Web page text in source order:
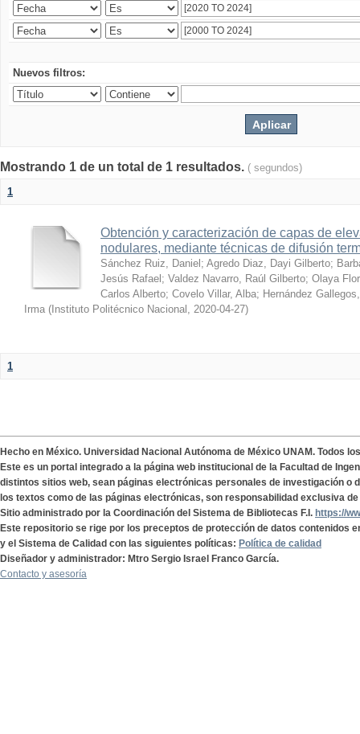
Nuevos filtros:
Mostrando 1 de un total de 1 resultados. ( segundos)
1
Obtención y caracterización de capas de
nodulares, mediante técnicas de difusión
Sánchez Ruiz, Daniel ; Agredo Diaz, Dayi Gilberto;
Jesús Rafael ; Valdez Navarro, Raúl Gilberto; Olaya
Carlos Alberto; Covelo Villar, Alba; Hernández
Irma ( Instituto Politécnico Nacional , 2020-04-27)
1
Hecho en México. Universidad Nacional Autónoma de México UNAM. Todos
Este es un portal integrado a la página web institucional de la Facultad de
distintos sitios web, sean páginas electrónicas personales de investigación o
los textos como de las páginas electrónicas, son responsabilidad exclusiva
Sitio administrado por la Coordinación del Sistema de Bibliotecas F.I. https://
Este repositorio se rige por los preceptos de protección de datos contenidos
y el Sistema de Calidad con las siguientes políticas: Política de calidad
Diseñador y administrador: Mtro Sergio Israel Franco García.
Contacto y asesoría